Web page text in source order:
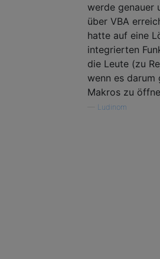
werde genauer
über VBA
hatte auf eine
integrierten
die Leute (zu
wenn es darum
Makros zu
Ludinom